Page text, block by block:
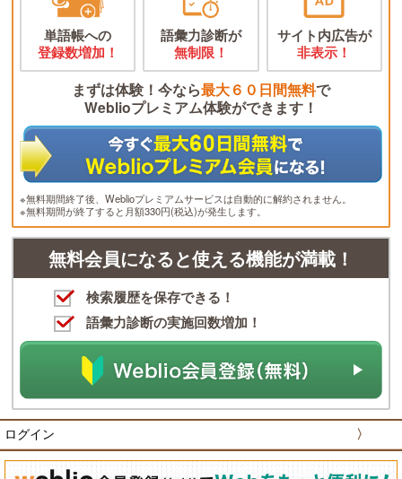
単語帳への
登録数増加！
語彙力診断が
無制限！
サイト内広告が
非表示！
まずは体験！今なら最大６０日間無料で
Weblioプレミアム体験ができます！
※無料期間終了後、Weblioプレミアムサービスは自動的に解約されません。
※無料期間が終了すると月額330円(税込)が発生します。
無料会員になると使える機能が満載！
検索履歴を保存できる！
語彙力診断の実施回数増加！
ログイン 〉